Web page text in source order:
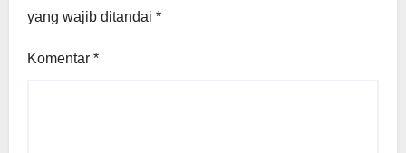
yang wajib ditandai *
Komentar *